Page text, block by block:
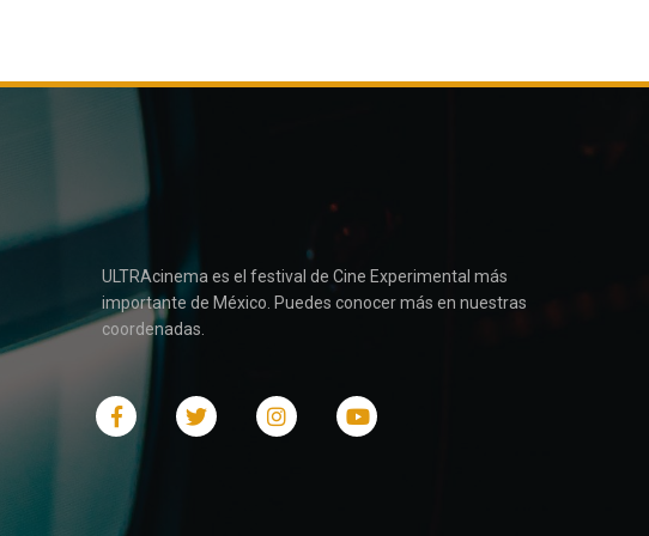
ULTRAcinema es el festival de Cine Experimental más
importante de México. Puedes conocer más en nuestras
coordenadas.